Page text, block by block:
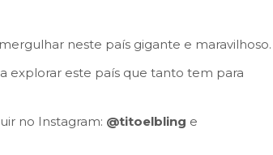
neste país gigante e maravilhoso.
explorar este país que tanto tem para
no Instagram: @titoelbling e